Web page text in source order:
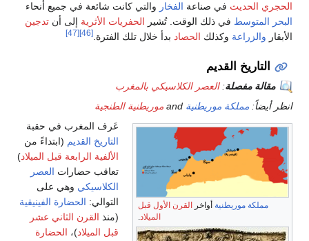
الحديث في صناعةالفخاروالتي كانت شائعة في جميع أنحاء
في ذلك الوقت. تُشيرالحفريات الأثريةإلى أن تدجين
والزراعةوكذلكالحصادبدأ خلال تلك الفترة.[46]
[47]
القديم
مفصلة:العصر الكلاسيكي بالمغرب
مملكة موريطنيةand موريطنية الطنجية
مملكة موريطنيةأواخر القرن الأول قبل
عَرف المغرب في حقبة
التاريخ القديم(ابتداءً من
الألفية الرابعة قبل الميلاد )
تعاقب حضاراتالعصر
وهي على
التوالي:
الحضارة الفينيقية
(منذالقرن الثاني عشر
قبل الميلاد )،الحضارة